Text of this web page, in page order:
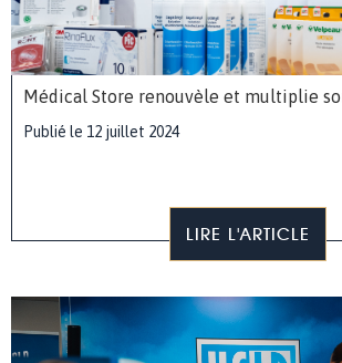
Médical Store renouvèle et multiplie
Publié le 12 juillet 2024
LIRE L'ARTICLE